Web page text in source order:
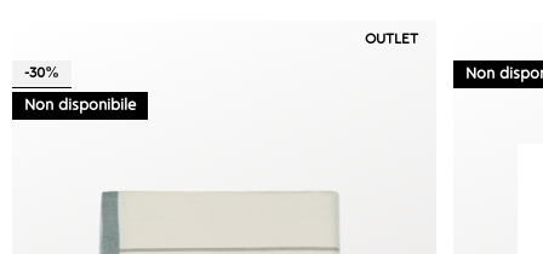
-30%
Non disponibile
OUTLET
Non